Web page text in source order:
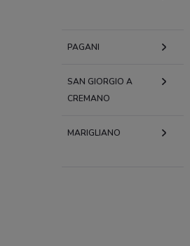
PAGANI
SAN GIORGIO A
CREMANO
MARIGLIANO